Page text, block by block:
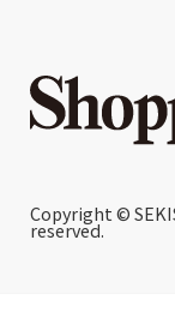
Copyright ©
reserved.